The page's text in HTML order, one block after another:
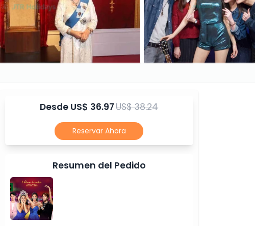
Desde US$ 36.97US$ 38.24
Reservar Ahora
Resumen del Pedido